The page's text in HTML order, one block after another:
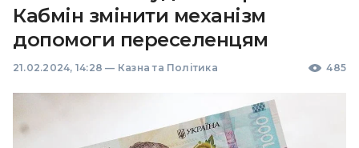
Кабмін змінити механізм
допомоги переселенцям
21.02.2024, 14:28 — Казна та Політика 485